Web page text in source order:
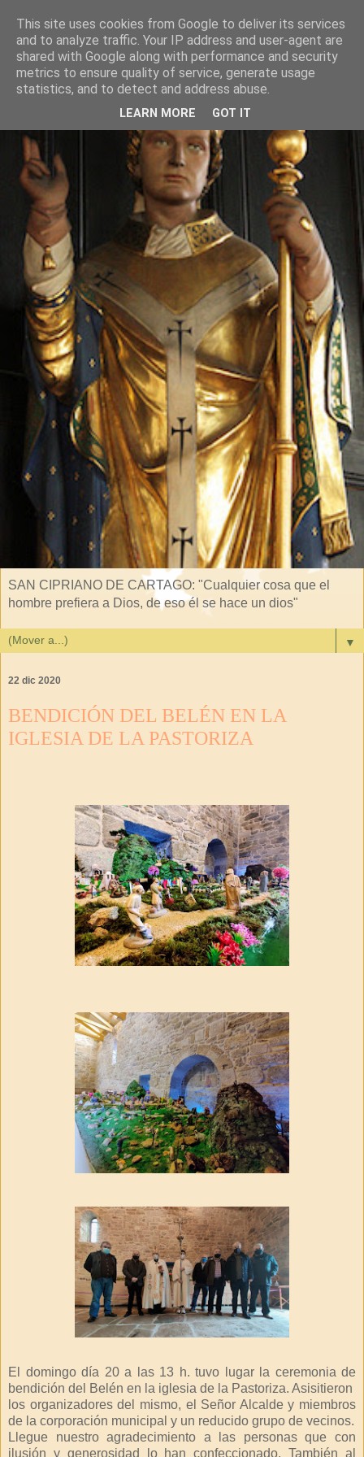
SAN CIPRIANO DE CARTAGO: "Cualquier cosa que el
hombre prefiera a Dios, de eso él se hace un dios"
▼
22 dic 2020
BENDICIÓN DEL BELÉN EN LA
IGLESIA DE LA PASTORIZA
El domingo día 20 a las 13 h. tuvo lugar la ceremonia de
bendición del Belén en la iglesia de la Pastoriza. Asisitieron
los organizadores del mismo, el Señor Alcalde y miembros
de la corporación municipal y un reducido grupo de vecinos.
Llegue nuestro agradecimiento a las personas que con
ilusión y generosidad lo han confeccionado. También al
This site uses cookies from Google to deliver its services
and to analyze traffic. Your IP address and user-agent are
shared with Google along with performance and security
metrics to ensure quality of service, generate usage
statistics, and to detect and address abuse.
LEARN MORE GOT IT